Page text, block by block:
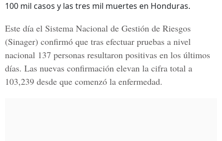
100 mil casos y las tres mil muertes en Honduras.
Este día el Sistema Nacional de Gestión de Riesgos
(Sinager) confirmó que tras efectuar pruebas a nivel
nacional 137 personas resultaron positivas en los últimos
días. Las nuevas confirmación elevan la cifra total a
103,239 desde que comenzó la enfermedad.